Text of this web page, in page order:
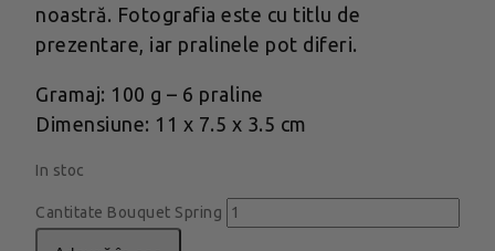
noastră. Fotografia este cu titlu de
prezentare, iar pralinele pot diferi.
Gramaj: 100 g – 6 praline
Dimensiune: 11 x 7.5 x 3.5 cm
In stoc
Cantitate Bouquet Spring